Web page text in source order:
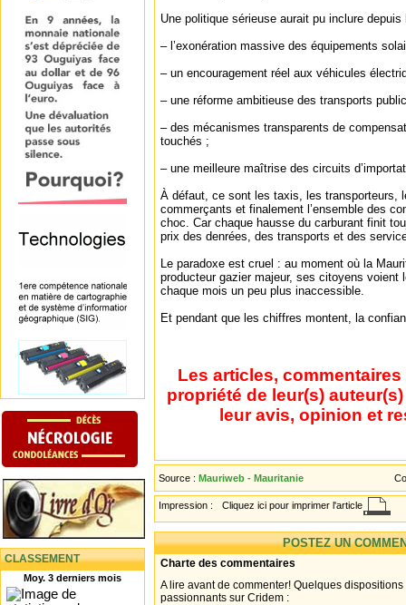
CLASSEMENT
Moy. 3 derniers mois
Une politique sérieuse aurait pu inclure
– l’exonération massive des équipements
– un encouragement réel aux véhicules
– une réforme ambitieuse des transports
– des mécanismes transparents de
touchés ;
– une meilleure maîtrise des circuits
À défaut, ce sont les taxis, les transporteurs,
commerçants et finalement l’ensemble des
choc. Car chaque hausse du carburant finit
prix des denrées, des transports et des
Le paradoxe est cruel : au moment où la
producteur gazier majeur, ses citoyens voient
chaque mois un peu plus inaccessible.
Et pendant que les chiffres montent, la
Les articles,
propriété de leur(s)
leur avis, opinion et
Source : Mauriweb - Mauritanie
Impression : Cliquez ici pour imprimer l'article
POSTEZ UN
Charte des commentaires
A lire avant de commenter! Quelques
passionnants sur Cridem :